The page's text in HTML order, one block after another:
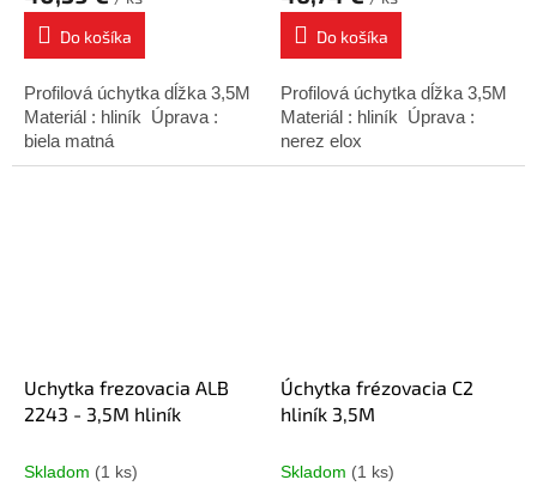
Do košíka
Profilová úchytka dĺžka 3,5M
Materiál : hliník Úprava :
biela matná
Do košíka
Profilová úchytka dĺžka 3,5M
Materiál : hliník Úprava :
nerez elox
Uchytka frezovacia ALB
2243 - 3,5M hliník
Skladom (1 ks)
Úchytka frézovacia C2
hliník 3,5M
Skladom (1 ks)